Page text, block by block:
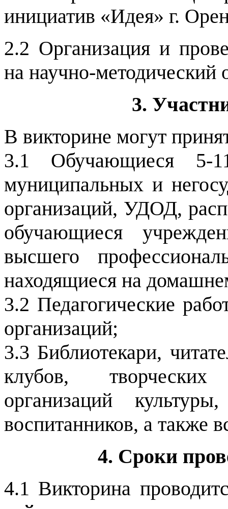
инициатив «Идея» г.
2.2 Организация и
на научно-
3.
В викторине могут
3.1 Обучающиеся 5-11
муниципальных и
организаций, УДОД,
обучающиеся
высшего
находящиеся на
3.2 Педагогические
организаций;
3.3 Библиотекари,
клубов,
организаций
воспитанников, а также
4. Сроки
4.1 Викторина